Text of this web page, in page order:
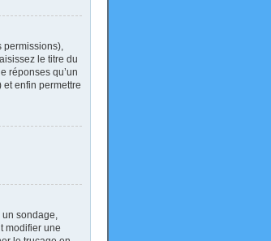
permissions),
le titre du
réponses qu’un
et enfin permettre
un sondage,
modifier une